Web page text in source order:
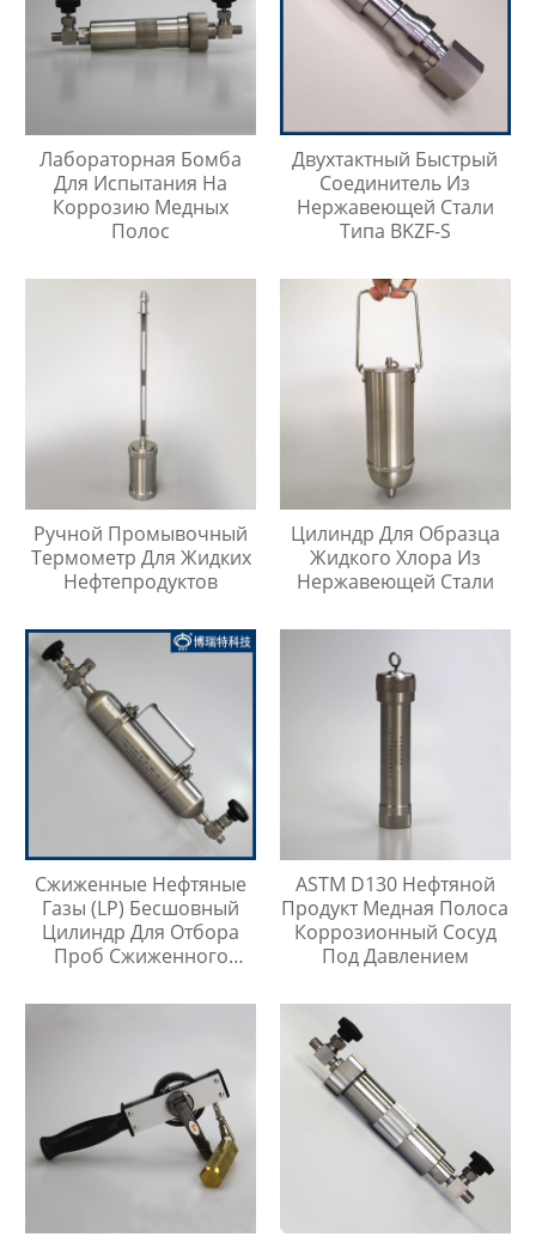
Лабораторная Бомба
Для Испытания На
Коррозию Медных
Полос
Двухтактный Быстрый
Соединитель Из
Нержавеющей Стали
Типа BKZF-S
Ручной Промывочный
Термометр Для Жидких
Нефтепродуктов
Цилиндр Для Образца
Жидкого Хлора Из
Нержавеющей Стали
Сжиженные Нефтяные
Газы (LP) Бесшовный
Цилиндр Для Отбора
Проб Сжиженного
ASTM D130 Нефтяной
Продукт Медная Полоса
Коррозионный Сосуд
Под Давлением